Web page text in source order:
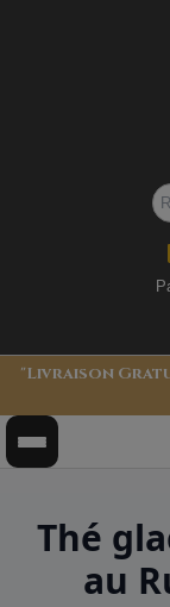
"Livraison
Thé
au